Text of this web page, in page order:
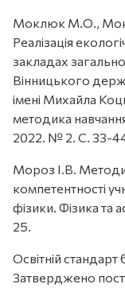
Моклюк М.О.,
Реалізація
закладах
Вінницького
імені Михайла
методика
2022. № 2. С. 33-
Мороз І.В.
компетентності
фізики. Фізика та
25.
Освітній
Затверджено